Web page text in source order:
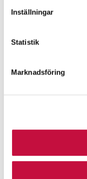
Inställningar
Statistik
Marknadsföring